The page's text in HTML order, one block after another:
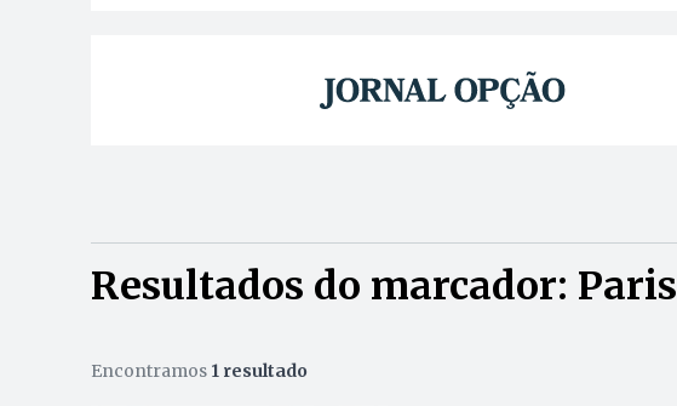
Resultados do marcador: Paris
Encontramos 1 resultado